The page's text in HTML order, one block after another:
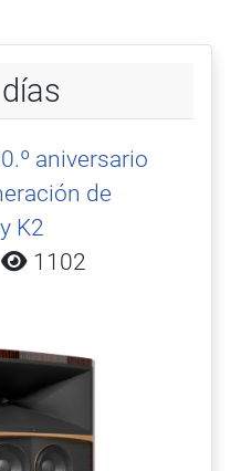
aniversario
de
K2
1102